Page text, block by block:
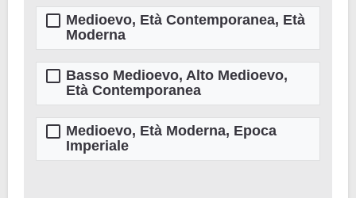
Medioevo, Età Contemporanea, Età
Moderna
Basso Medioevo, Alto Medioevo,
Età Contemporanea
Medioevo, Età Moderna, Epoca
Imperiale